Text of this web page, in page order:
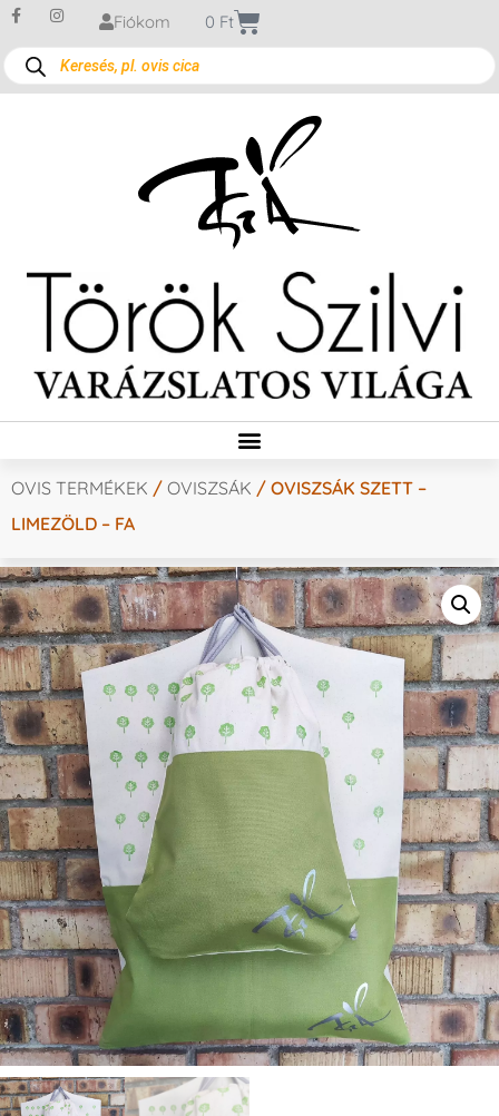
Fiókom 0 Ft
OVIS TERMÉKEK / OVISZSÁK / OVISZSÁK SZETT –
LIMEZÖLD – FA